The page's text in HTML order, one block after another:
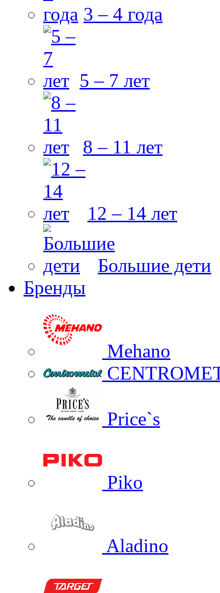
3 – 4 года
5 – 7 лет
8 – 11 лет
12 – 14 лет
Большие дети
Бренды
Mehano
Price`s
Piko
Aladino